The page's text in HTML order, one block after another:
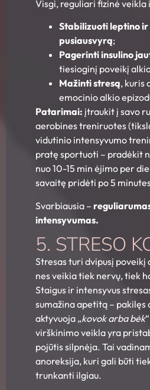
Visgi, reguliari fizinė veikla
Stabilizuoti leptino
pusiausvyrą;
Pagerinti insulino
tiesioginį poveikį
Mažinti stresą, kuris
emocinio alkio
Patarimai: įtraukit į savo
aerobines treniruotes
vidutinio intensyvumo
pratę sportuoti – pradėkit
nuo 10-15 min ėjimo per
savaitę pridėti po 5
Svarbiausia –
intensyvumas.
5. STRESO
Stresas turi dvipusį
nes veikia tiek nervų, tiek
Staigus ir intensyvus
sumažina apetitą – pakilęs
aktyvuoja „kovok arba bėk
virškinimo veikla yra
pojūtis silpnėja. Tai
anoreksija, kuri gali būti
trunkanti ilgiau.